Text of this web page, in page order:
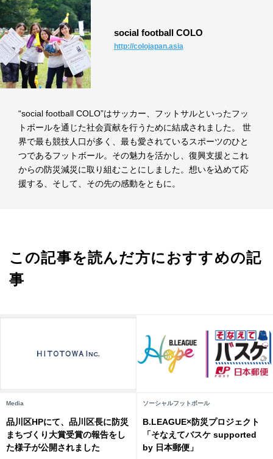
social football COLO
http://colojapan.asia
“social football COLO”はサッカー、フットサルといったフッ
トボールを通じた社会貢献を行うために結成されました。 世
界で最も競技人口が多く、最も愛されているスポーツのひと
つであるフットボール。その魅力を活かし、復興支援とこれ
からの防災減災に取り組むことにしました。想いを込めて応
援する、そして、その先の感動をともに。
この記事を読んだ方におすすめの記
事
Media
品川区HPにて、品川区長に防災
まちづくり大賞受賞の報告をし
た様子が公開されました
ソーシャルフットボール
B.LEAGUE×防災プロジェクト
「そなえてバスケ supported
by 日本郵便」